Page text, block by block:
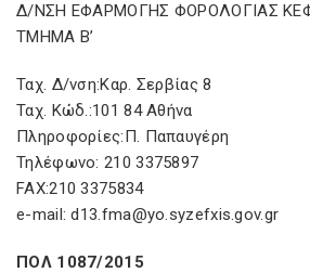
Δ/ΝΣΗ ΕΦΑΡΜΟΓΗΣ ΦΟΡΟΛΟΓΙΑΣ
ΤΜΗΜΑ Β’
Ταχ. Δ/νση:Καρ. Σερβίας 8
Ταχ. Κώδ.:101 84 Αθήνα
Πληροφορίες:Π. Παπαυγέρη
Τηλέφωνο: 210 3375897
FAX:210 3375834
e-mail: d13.fma@yo.syzefxis.gov.gr
ΠΟΛ 1087/2015